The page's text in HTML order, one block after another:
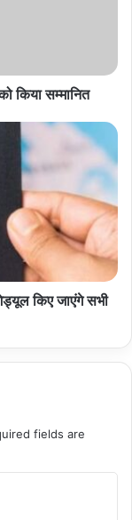
किया सम्मानित
किए जाएंगे सभी
fields are